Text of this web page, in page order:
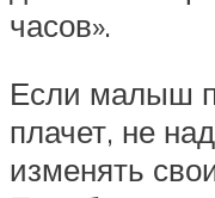
часов».
Если малыш
плачет, не
изменять